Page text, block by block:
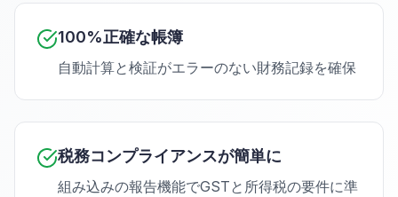
100%正確な帳簿
自動計算と検証がエラーのない財務記録を確保
税務コンプライアンスが簡単に
組み込みの報告機能でGSTと所得税の要件に準